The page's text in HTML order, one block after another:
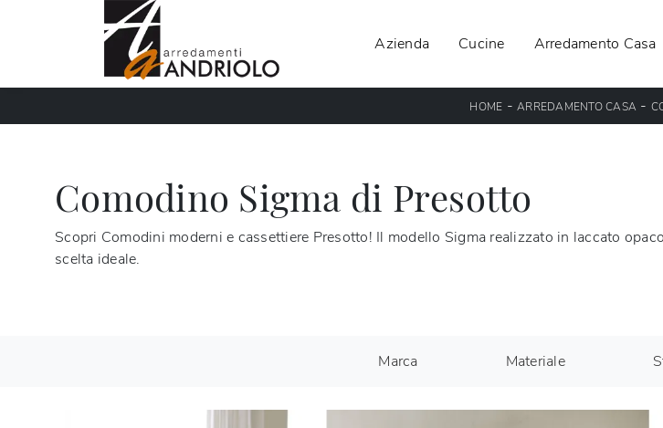
Azienda Cucine Arredamento Casa
HOME - ARREDAMENTO CASA -
Comodino Sigma di Presotto
Scopri Comodini moderni e cassettiere Presotto! Il modello Sigma realizzato in laccato
scelta ideale.
Marca Materiale